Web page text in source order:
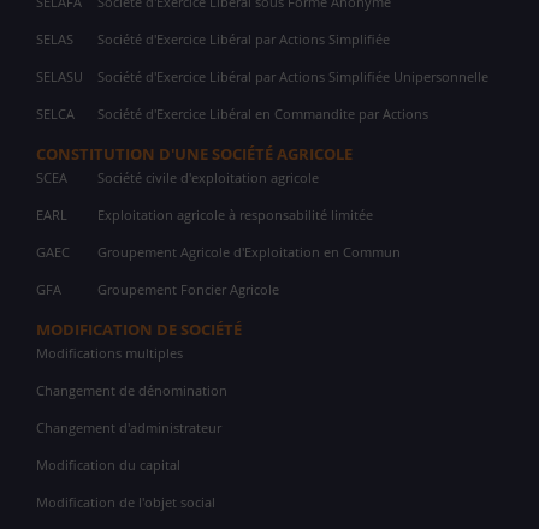
SELAS Société d'Exercice Libéral par Actions Simplifiée
SELASU Société d'Exercice Libéral par Actions Simplifiée Unipersonnelle
SELCA Société d'Exercice Libéral en Commandite par Actions
CONSTITUTION D'UNE SOCIÉTÉ AGRICOLE
SCEA Société civile d'exploitation agricole
EARL Exploitation agricole à responsabilité limitée
GAEC Groupement Agricole d'Exploitation en Commun
GFA Groupement Foncier Agricole
MODIFICATION DE SOCIÉTÉ
Modifications multiples
Changement de dénomination
Changement d'administrateur
Modification du capital
Modification de l'objet social